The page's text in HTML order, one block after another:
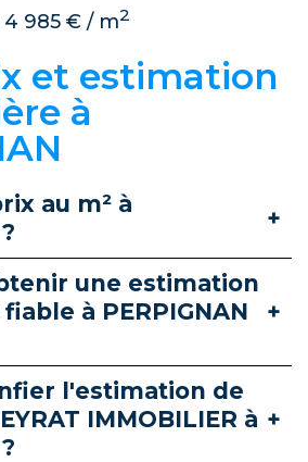
985 € / m2
et estimation
à
au m² à
une estimation
à PERPIGNAN
l'estimation de
IMMOBILIER à